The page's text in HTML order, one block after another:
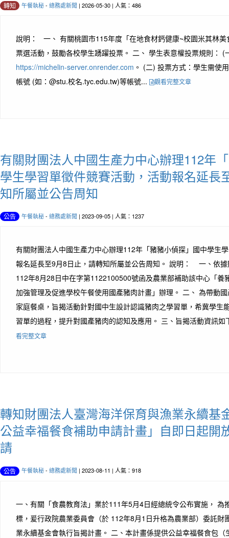
轉知 午餐執秘- 總務處新聞 | 2026-05-30 | 人氣：486
說明： 一、 有關桃園市115年度「在地食材鈣健康~校園米其林美
票選活動，鼓勵各校學生踴躍投票。 二、 學生表意權投票規則： (
https://michelin-server.onrender.com 。 (二) 投票方式：學生需使
帳號 (如：@stu.校名.tyc.edu.tw)等帳號...
觀看完整文章
有關財團法人中國生產力中心辦理112年
學生學習單徵件競賽活動，活動報名延長
知所屬並公告周知
公告 午餐執秘- 總務處新聞 | 2023-09-05 | 人氣：1237
有關財團法人中國生產力中心辦理112年「豬豬小偵探」國中學生
報名延長至9月8日止，請轉知所屬並公告周知。 說明： 一、依
112年8月28日中在字第1122100500號函及農業部補助該中心「養
加強管理及促進學校午餐使用國產豬肉計畫」辦理。 二、 為帶動
家庭餐桌，旨揭活動針對國中生設計認識豬肉之學習單，希冀學生
習單的過程，提升對國產豬肉的認知及應用。 三、旨揭活動資訊
看完整文章
轉知財團法人臺灣海洋保育與漁業永續基
公益幸福餐食補助申請計畫」自即日起開
請
公告 午餐執秘- 總務處新聞 | 2023-08-11 | 人氣：918
一、有關「食農教育法」業於111年5月4日經總統令公布實施， 為
標，爰行政院農業委員會（於 112年8月1日升格為農業部）委託財
業永續基金會執行旨揭計畫。 二、本計畫係提供公益幸福餐食包（